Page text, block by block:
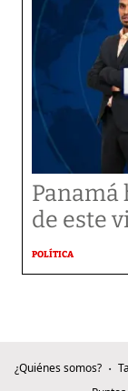
Panamá
de este
POLÍTICA
¿Quiénes somos?